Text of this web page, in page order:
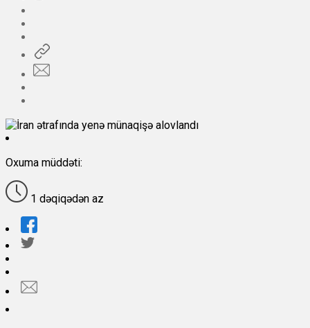
Oxuma müddəti:
1 dəqiqədən az